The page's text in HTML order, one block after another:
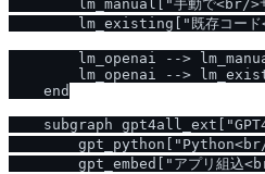
lm_manual["手動で<br/>サ
lm_existing["既存コード
lm_openai -->
lm_openai -->
    end
subgraph
gpt_python["Python<br/>
gpt_embed["アプリ組込